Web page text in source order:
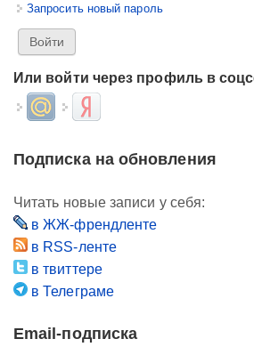
Запросить новый пароль
Или войти через профиль в
Login with Mail.ruLogin with Яндекс
Подписка на обновления
Читать новые записи у себя:
в ЖЖ-френдленте
в RSS-ленте
в твиттере
в Телеграме
Email-подписка